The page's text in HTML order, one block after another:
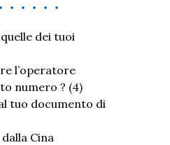
dei tuoi
l’operatore
numero ? (4)
tuo documento di
Cina